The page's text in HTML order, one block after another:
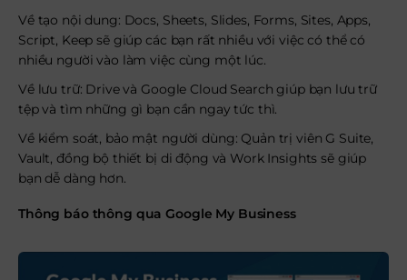
Về tạo nội dung: Docs, Sheets, Slides, Forms, Sites, Apps,
Script, Keep sẽ giúp các bạn rất nhiều với việc có thể có
nhiều người vào làm việc cùng một lúc.
Về lưu trữ: Drive và Google Cloud Search giúp bạn lưu trữ
tệp và tìm những gì bạn cần ngay tức thì.
Về kiểm soát, bảo mật người dùng: Quản trị viên G Suite,
Vault, đồng bộ thiết bị di động và Work Insights sẽ giúp
bạn dễ dàng hơn.
Thông báo thông qua Google My Business